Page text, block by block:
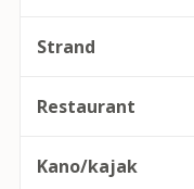
Béziers
Strand
Restaurant
Kano/kajak